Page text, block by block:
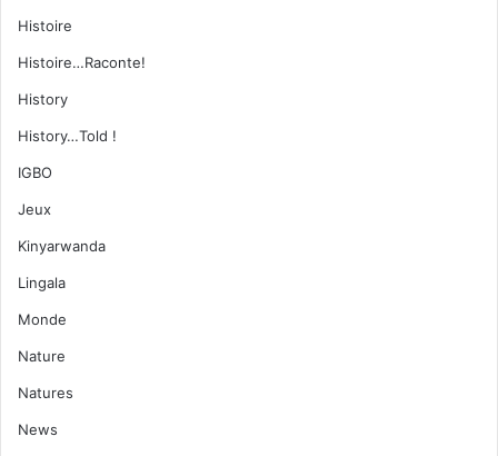
Histoire
Histoire…Raconte!
History
History…Told !
IGBO
Jeux
Kinyarwanda
Lingala
Monde
Nature
Natures
News